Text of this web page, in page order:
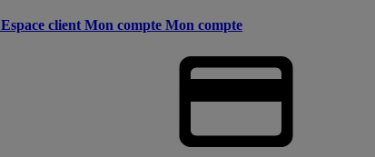
Espace client Mon compte Mon compte